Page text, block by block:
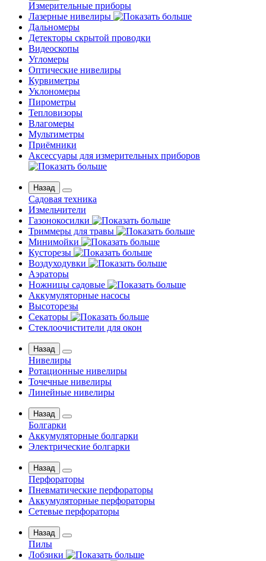
Измерительные приборы
Лазерные нивелиры
Дальномеры
Детекторы скрытой проводки
Видеоскопы
Угломеры
Оптические нивелиры
Курвиметры
Уклономеры
Пирометры
Тепловизоры
Влагомеры
Мультиметры
Приёмники
Аксессуары для измерительных приборов
Назад
Садовая техника
Измельчители
Газонокосилки
Триммеры для травы
Минимойки
Кусторезы
Воздуходувки
Аэраторы
Ножницы садовые
Аккумуляторные насосы
Высоторезы
Секаторы
Стеклоочистители для окон
Назад
Нивелиры
Ротационные нивелиры
Точечные нивелиры
Линейные нивелиры
Назад
Болгарки
Аккумуляторные болгарки
Электрические болгарки
Назад
Перфораторы
Пневматические перфораторы
Аккумуляторные перфораторы
Сетевые перфораторы
Назад
Пилы
Лобзики